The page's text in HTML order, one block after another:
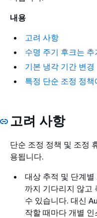
내용
고려 사항
수명 주기 후크는
기본 냉각 기간 변경
특정 단순 조정 정
고려 사항
단순 조정 정책 및 조정
용됩니다.
대상 추적 및 단계
까지 기다리지 않고
수 있습니다. 대신
작할 때마다 개별